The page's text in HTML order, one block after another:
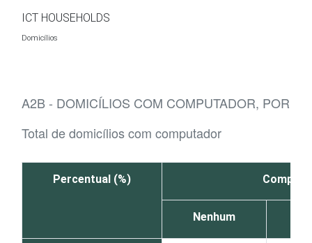
ICT HOUSEHOLDS
Domicílios
A2B - DOMICÍLIOS COM COMPUTADOR, POR
Total de domicílios com computador
Percentual (%)
Nenhum